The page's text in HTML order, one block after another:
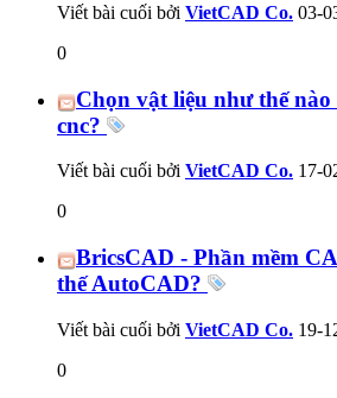
Viết bài cuối bởi VietCAD Co. 03-
0
Chọn vật liệu như thế
cnc?
Viết bài cuối bởi VietCAD Co. 17-
0
BricsCAD - Phần mềm
thế AutoCAD?
Viết bài cuối bởi VietCAD Co. 19-
0